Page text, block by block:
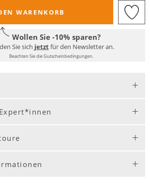
WARENKORB
Wollen Sie -10% sparen?
Sie sich jetztfür den Newsletter an.
Beachten Sie die Gutscheinbedingungen.